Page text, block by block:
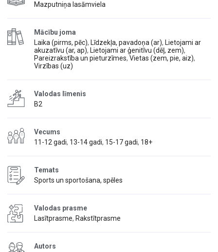
Mazputniņa lasāmviela
Mācību joma
Laika (pirms, pēc), Līdzekļa, pavadoņa (ar), Lietojami ar
akuzatīvu (ar, ap), Lietojami ar ģenitīvu (dēļ, zem),
Pareizrakstība un pieturzīmes, Vietas (zem, pie, aiz),
Virzības (uz)
Valodas līmenis
B2
Vecums
11-12 gadi, 13-14 gadi, 15-17 gadi, 18+
Temats
Sports un sportošana, spēles
Valodas prasme
Lasītprasme, Rakstītprasme
Autors